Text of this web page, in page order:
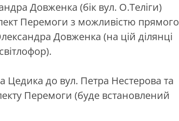
Довженка (бік вул. О.Теліги)
Перемоги з можливістю прямого
Довженка (на цій ділянці
Цедика до вул. Петра Нестерова та
Перемоги (буде встановлений